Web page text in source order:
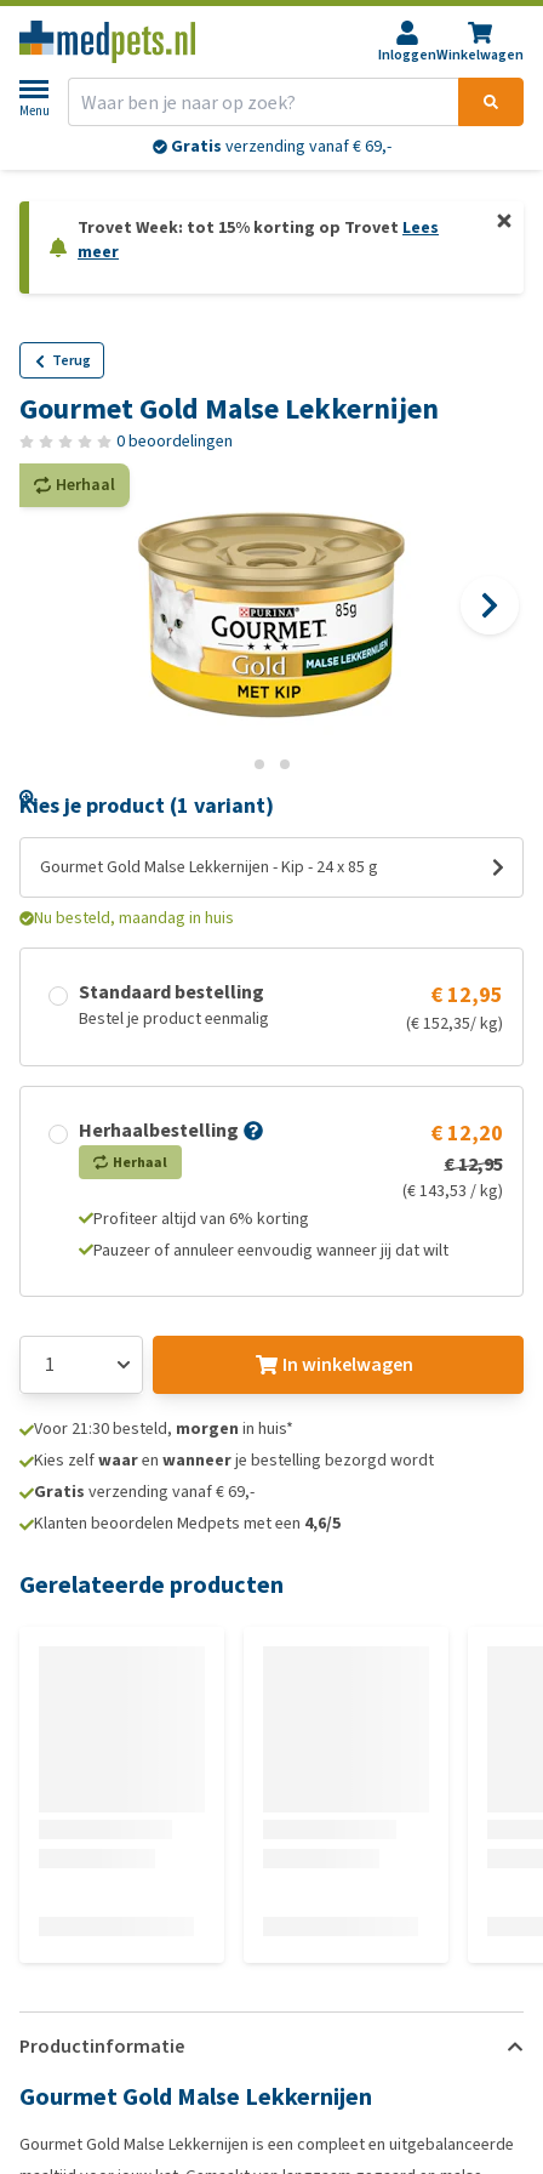
InloggenWinkelwagen
Menu
Gratis verzending vanaf € 69,-
Trovet Week: tot 15% korting op Trovet Lees
meer
Terug
Gourmet Gold Malse Lekkernijen
0 beoordelingen
Herhaal
Kies je product (1 variant)
Gourmet Gold Malse Lekkernijen - Kip - 24 x 85 g
Nu besteld, maandag in huis
Standaard bestelling
Bestel je product eenmalig
€ 12,95
(€ 152,35/ kg)
Herhaalbestelling
Herhaal
€ 12,20
€ 12,95
(€ 143,53 / kg)
Profiteer altijd van 6% korting
Pauzeer of annuleer eenvoudig wanneer jij dat wilt
In winkelwagen
Voor 21:30 besteld, morgen in huis*
Kies zelfwaaren wanneerje bestelling bezorgd wordt
Gratis verzending vanaf € 69,-
Klanten beoordelen Medpets met een 4,6/5
Gerelateerde producten
Productinformatie
Gourmet Gold Malse Lekkernijen
Gourmet Gold Malse Lekkernijen is een compleet en uitgebalanceerde